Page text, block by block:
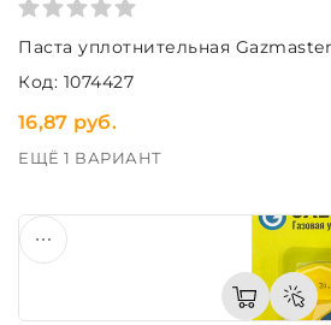
Паста уплотнительная
Код: 1074427
16,87 руб.
ЕЩЁ 1 ВАРИАНТ